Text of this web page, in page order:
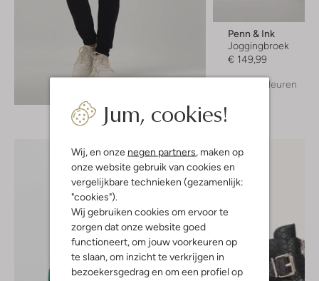
Jum, cookies!
Wij, en onze negen partners, maken op
onze website gebruik van cookies en
vergelijkbare technieken (gezamenlijk:
"cookies").
Wij gebruiken cookies om ervoor te
zorgen dat onze website goed
functioneert, om jouw voorkeuren op
te slaan, om inzicht te verkrijgen in
bezoekersgedrag en om een profiel op
Penn & Ink
Joggingbroek
€ 149,99
+ meer kleuren